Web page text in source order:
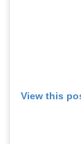
View this